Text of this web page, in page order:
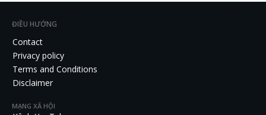
ĐIỀU HƯỚNG
Contact
Privacy policy
Terms and Conditions
Disclaimer
MẠNG XÃ HỘI